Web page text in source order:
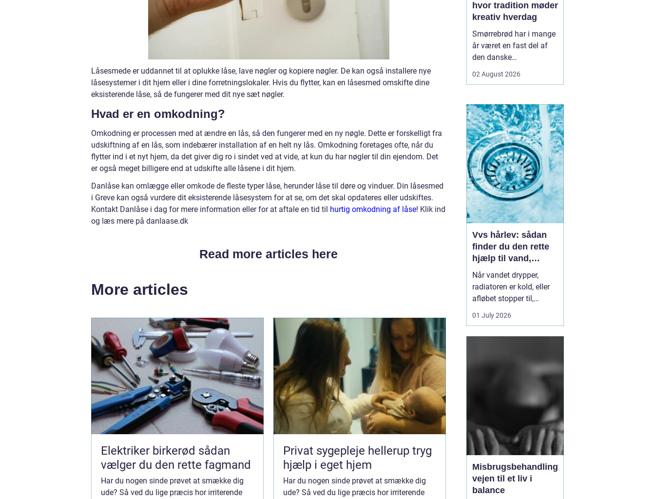
Låsesmede er uddannet til at oplukke låse, lave nøgler og kopiere nøgler. De kan også installere nye
låsesystemer i dit hjem eller i dine forretningslokaler. Hvis du flytter, kan en låsesmed omskifte dine
eksisterende låse, så de fungerer med dit nye sæt nøgler.
Hvad er en omkodning?
Omkodning er processen med at ændre en lås, så den fungerer med en ny nøgle. Dette er forskelligt fra
udskiftning af en lås, som indebærer installation af en helt ny lås. Omkodning foretages ofte, når du
flytter ind i et nyt hjem, da det giver dig ro i sindet ved at vide, at kun du har nøgler til din ejendom. Det
er også meget billigere end at udskifte alle låsene i dit hjem.
Danlåse kan omlægge eller omkode de fleste typer låse, herunder låse til døre og vinduer. Din låsesmed
i Greve kan også vurdere dit eksisterende låsesystem for at se, om det skal opdateres eller udskiftes.
Kontakt Danlåse i dag for mere information eller for at aftale en tid til hurtig omkodning af låse! Klik ind
og læs mere på danlaase.dk
Read more articles here
More articles
Elektriker birkerød sådan
vælger du den rette fagmand
Har du nogen sinde prøvet at smække dig
ude? Så ved du lige præcis hor irriterende
Privat sygepleje hellerup tryg
hjælp i eget hjem
Har du nogen sinde prøvet at smække dig
ude? Så ved du lige præcis hor irriterende
hvor tradition møder
kreativ hverdag
Smørrebrød har i mange
år været en fast del af
den danske
Aalborg har klassikeren
en blanding af klassiske
stykker, lokale råvarer og
moderne anretninger, der
taler til både den travle
hverdag og de sæ...
02 August 2026
Vvs hårlev: sådan
finder du den rette
hjælp til vand,
varme og sanitet
Når vandet drypper,
radiatoren er kold, eller
afløbet stopper til,
mærker du hurtigt, hvor
afhængig du er af
VVS-firmaer en vigtig
01 July 2026
Misbrugsbehandling
vejen til et liv i
balance